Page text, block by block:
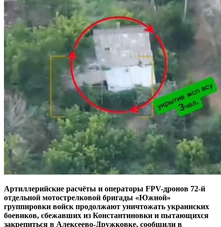
Артиллерийские расчёты и операторы FPV-дронов 72-й
отдельной мотострелковой бригады «Южной»
группировки войск продолжают уничтожать украинских
боевиков, сбежавших из Константиновки и пытающихся
закрепиться в Алексеево-Дружковке, сообщили в